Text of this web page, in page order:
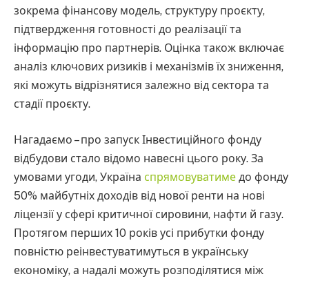
зокрема фінансову модель, структуру проєкту,
підтвердження готовності до реалізації та
інформацію про партнерів. Оцінка також включає
аналіз ключових ризиків і механізмів їх зниження,
які можуть відрізнятися залежно від сектора та
стадії проєкту.
Нагадаємо – про запуск Інвестиційного фонду
відбудови стало відомо навесні цього року. За
умовами угоди, Україна спрямовуватиме до фонду
50% майбутніх доходів від нової ренти на нові
ліцензії у сфері критичної сировини, нафти й газу.
Протягом перших 10 років усі прибутки фонду
повністю реінвестуватимуться в українську
економіку, а надалі можуть розподілятися між